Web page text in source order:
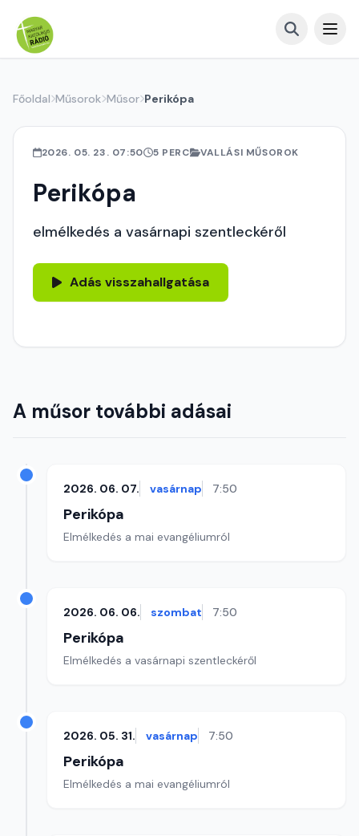
Főoldal Műsorok Műsor Perikópa
2026. 05. 23. 07:50 5 PERC VALLÁSI MŰSOROK
Perikópa
elmélkedés a vasárnapi szentleckéről
Adás visszahallgatása
A műsor további adásai
2026. 06. 07. vasárnap 7:50
Perikópa
Elmélkedés a mai evangéliumról
2026. 06. 06. szombat 7:50
Perikópa
Elmélkedés a vasárnapi szentleckéről
2026. 05. 31. vasárnap 7:50
Perikópa
Elmélkedés a mai evangéliumról